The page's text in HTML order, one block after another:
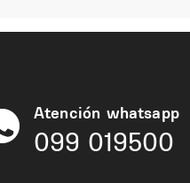
Atención whatsapp
099 019500